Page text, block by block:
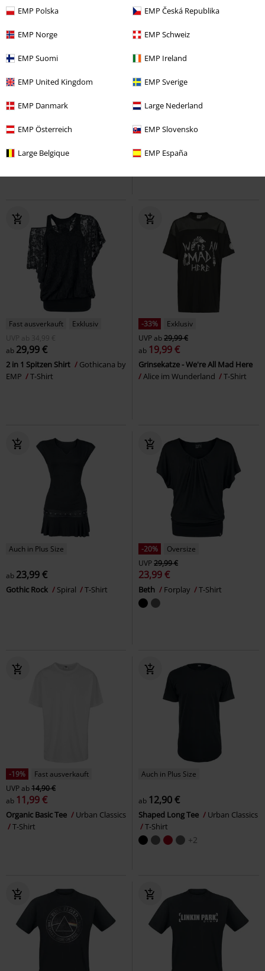
EMP Polska EMP Česká Republika
EMP Norge EMP Schweiz
EMP Suomi EMP Ireland
EMP United Kingdom EMP Sverige
EMP Danmark Large Nederland
EMP Österreich EMP Slovensko
Large Belgique EMP España
Fast ausverkauft
Exklusiv
UVP
ab
34,99 €
ab 29,99 €
2 in 1 Spitzen Shirt
Gothicana by
EMP
T-Shirt
-33%
Exklusiv
UVPab29,99 €
ab 19,99 €
Grinsekatze - We're All Mad Here
Alice im Wunderland
T-Shirt
Auch in Plus Size
ab 23,99 €
Gothic Rock Spiral T-Shirt
-20%
Oversize
UVP29,99 €
23,99 €
Beth Forplay T-Shirt
-19%
Fast ausverkauft
UVPab14,90 €
ab 11,99 €
Organic Basic Tee
Urban Classics
T-Shirt
Auch in Plus Size
ab 12,90 €
Shaped Long Tee
Urban Classics
T-Shirt
+2